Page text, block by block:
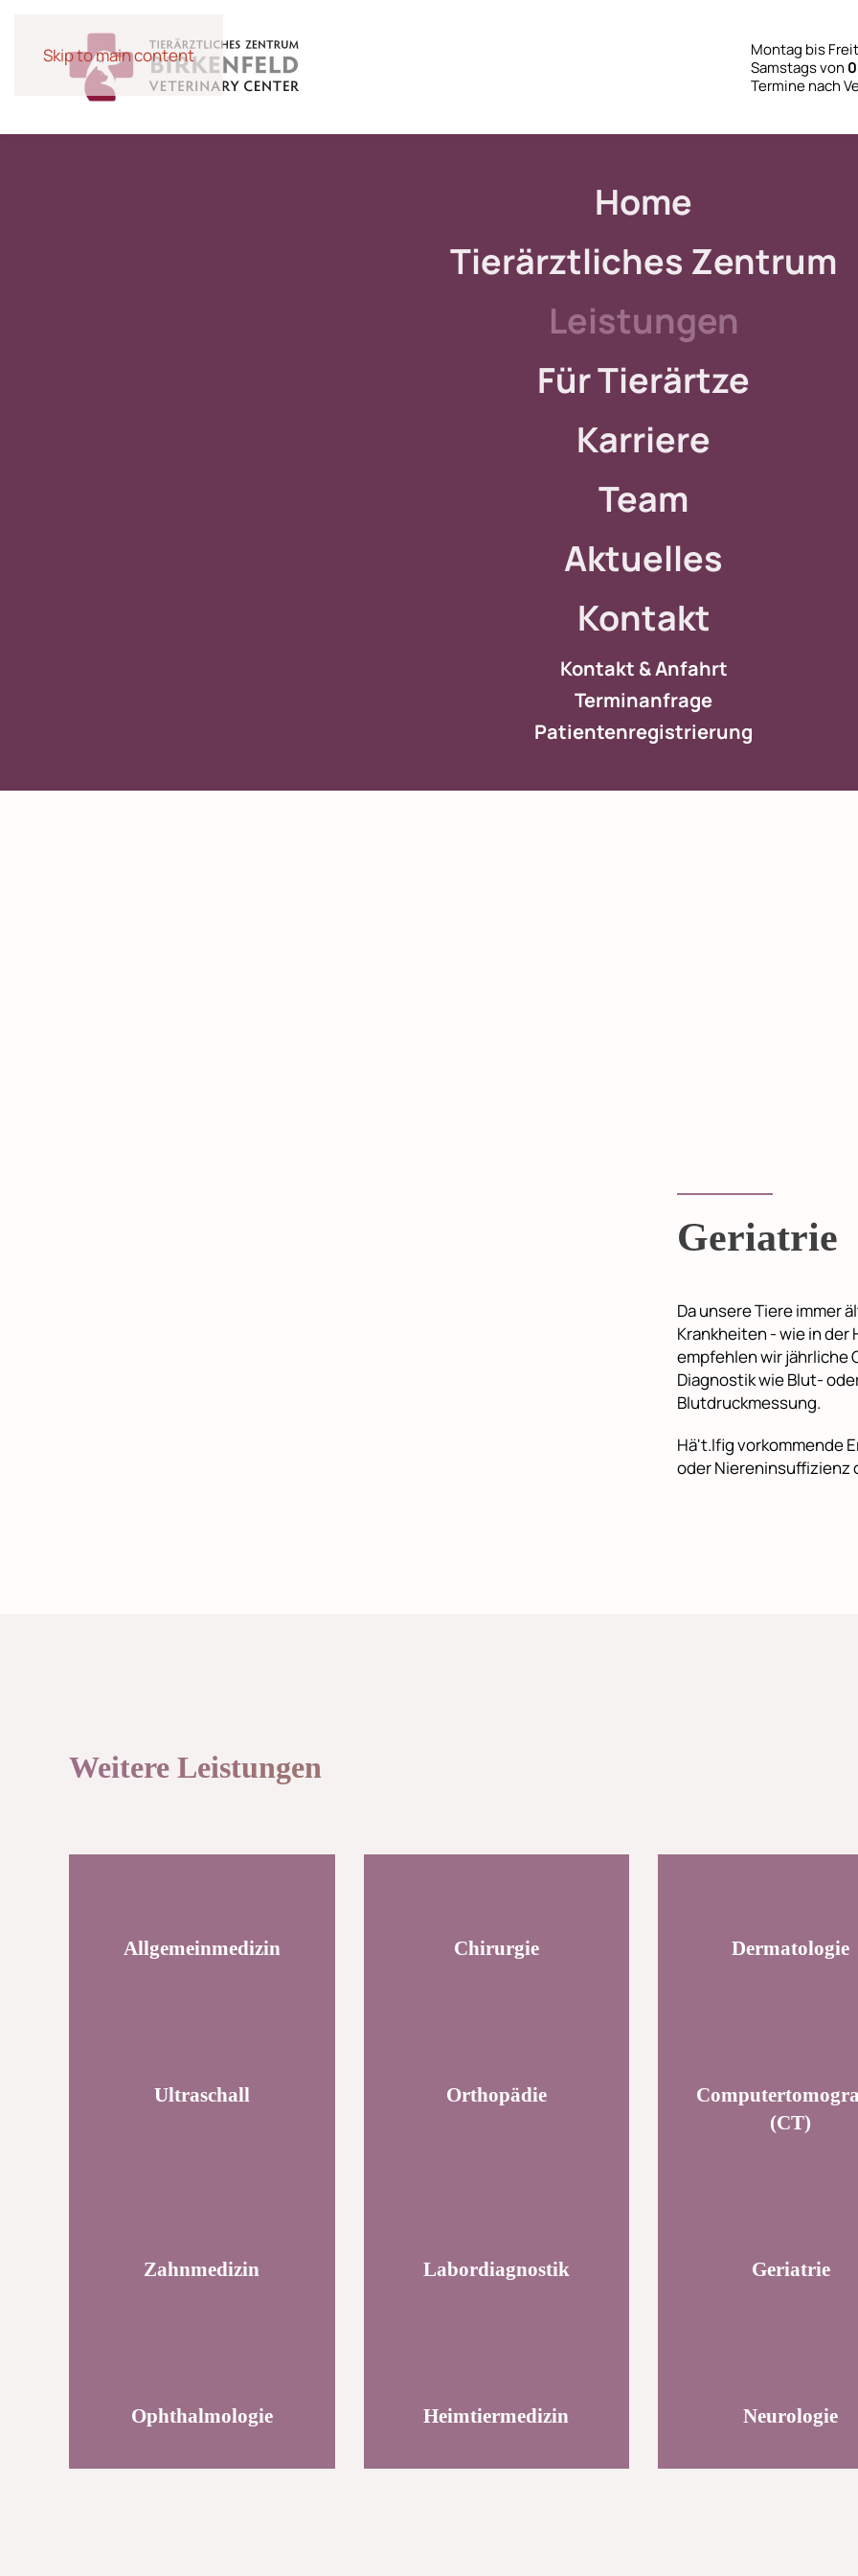
Skip to main content
Montag bis
Samstags von
Termine nach
Home
Tierärztliches Zentrum
Leistungen
Für Tierärtze
Karriere
Team
Aktuelles
Kontakt
Kontakt & Anfahrt
Terminanfrage
Patientenregistrierung
Geriatrie
Da unsere Tiere immer
Krankheiten - wie in der
empfehlen wir jährliche
Diagnostik wie Blut-
Blutdruckmessung.
Hä't.lfig vorkommende
oder Niereninsuffizienz
Weitere Leistungen
Allgemeinmedizin Chirurgie Dermatologie
Ultraschall Orthopädie
(CT)
Zahnmedizin Labordiagnostik Geriatrie
Ophthalmologie Heimtiermedizin Neurologie